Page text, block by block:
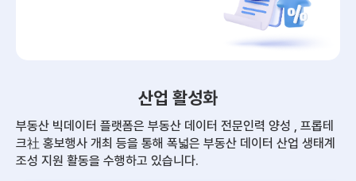
산업 활성화
부동산 빅데이터 플랫폼은 부동산 데이터 전문인력 양성 , 프롭테
크社 홍보행사 개최 등을 통해 폭넓은 부동산 데이터 산업 생태계
조성 지원 활동을 수행하고 있습니다.